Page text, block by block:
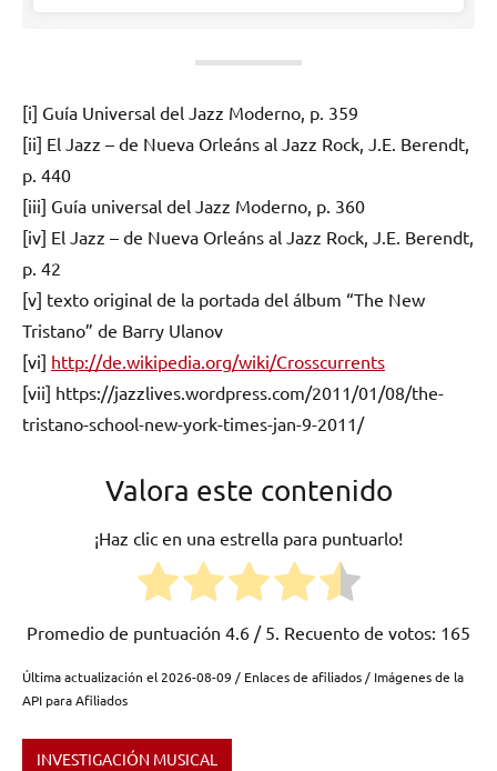
[i] Guía Universal del Jazz Moderno, p. 359
[ii] El Jazz – de Nueva Orleáns al Jazz Rock, J.E. Berendt,
p. 440
[iii] Guía universal del Jazz Moderno, p. 360
[iv] El Jazz – de Nueva Orleáns al Jazz Rock, J.E. Berendt,
p. 42
[v] texto original de la portada del álbum “The New
Tristano” de Barry Ulanov
[vi] http://de.wikipedia.org/wiki/Crosscurrents
[vii] https://jazzlives.wordpress.com/2011/01/08/the-
tristano-school-new-york-times-jan-9-2011/
Valora este contenido
¡Haz clic en una estrella para puntuarlo!
Promedio de puntuación 4.6 / 5. Recuento de votos: 165
Última actualización el 2026-08-09 / Enlaces de afiliados / Imágenes de la
API para Afiliados
INVESTIGACIÓN MUSICAL